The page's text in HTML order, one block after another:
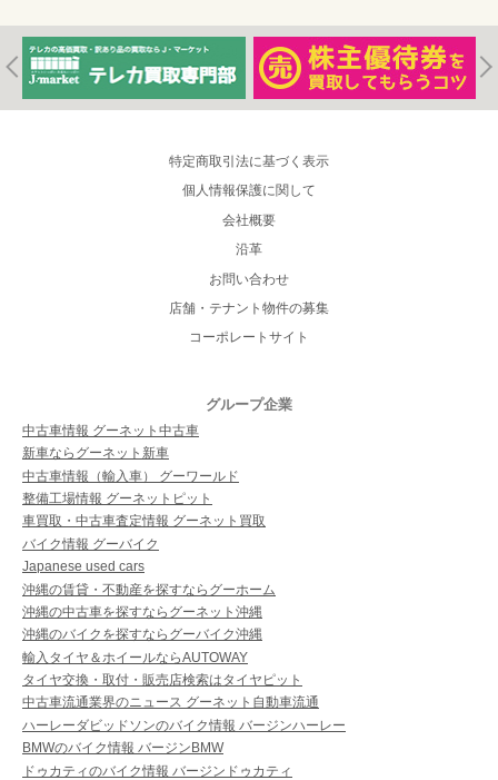
特定商取引法に基づく表示
個人情報保護に関して
会社概要
沿革
お問い合わせ
店舗・テナント物件の募集
コーポレートサイト
グループ企業
中古車情報 グーネット中古車
新車ならグーネット新車
中古車情報（輸入車） グーワールド
整備工場情報 グーネットピット
車買取・中古車査定情報 グーネット買取
バイク情報 グーバイク
Japanese used cars
沖縄の賃貸・不動産を探すならグーホーム
沖縄の中古車を探すならグーネット沖縄
沖縄のバイクを探すならグーバイク沖縄
輸入タイヤ＆ホイールならAUTOWAY
タイヤ交換・取付・販売店検索はタイヤピット
中古車流通業界のニュース グーネット自動車流通
ハーレーダビッドソンのバイク情報 バージンハーレー
BMWのバイク情報 バージンBMW
ドゥカティのバイク情報 バージンドゥカティ